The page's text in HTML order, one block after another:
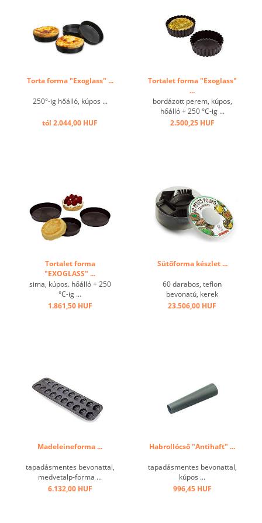
Torta forma "Exoglass" ...
250°-ig hőálló, kúpos ...
tól 2.044,00 HUF
Tortalet forma "Exoglass"
...
bordázott perem, kúpos,
hőálló + 250 °C-ig ...
2.500,25 HUF
Tortalet forma
"EXOGLASS" ...
sima, kúpos. hőálló + 250
°C-ig ...
1.861,50 HUF
Sütőforma készlet ...
60 darabos, teflon
bevonatú, kerek
fémdobozban ...
23.506,00 HUF
Madeleineforma ...
tapadásmentes bevonattal,
medvetalp-forma ...
6.132,00 HUF
Habrollócső "Antihaft" ...
tapadásmentes bevonattal,
kúpos ...
996,45 HUF